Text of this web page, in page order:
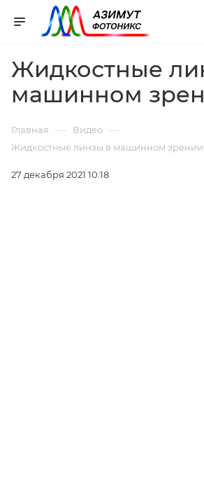
Жидкостные
машинном
Главная — Видео —
Жидкостные линзы в машинном зрении
27 декабря 2021 10:18